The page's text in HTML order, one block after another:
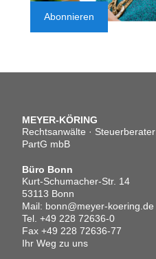
Abonnieren
MEYER-KÖRING
Rechtsanwälte · Steuerberater
PartG mbB
Büro Bonn
Kurt-Schumacher-Str. 14
53113 Bonn
Mail: bonn@meyer-koering.de
Tel. +49 228 72636-0
Fax +49 228 72636-77
Ihr Weg zu uns